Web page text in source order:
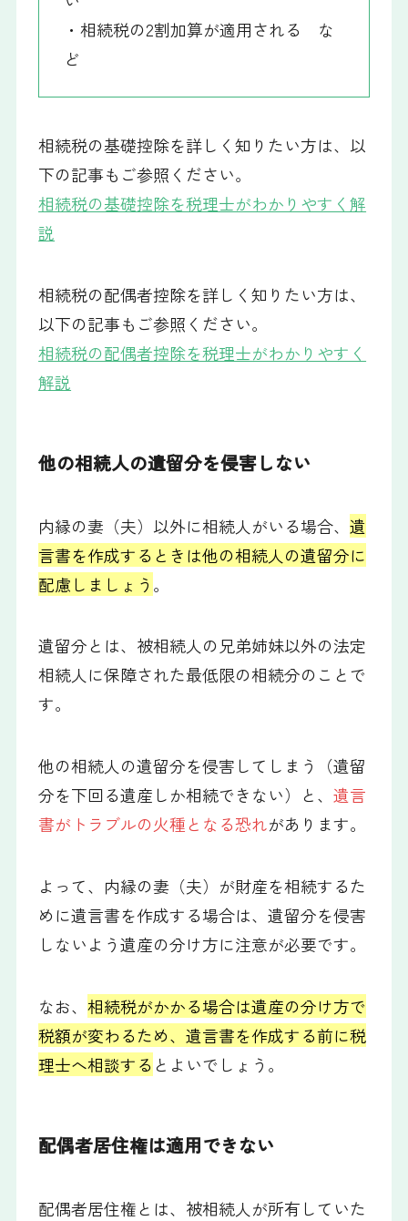
・相続税の2割加算が適用される な
ど
相続税の基礎控除を詳しく知りたい方は、以
下の記事もご参照ください。
相続税の基礎控除を税理士がわかりやすく解
説
相続税の配偶者控除を詳しく知りたい方は、
以下の記事もご参照ください。
相続税の配偶者控除を税理士がわかりやすく
解説
他の相続人の遺留分を侵害しない
内縁の妻（夫）以外に相続人がいる場合、遺
言書を作成するときは他の相続人の遺留分に
配慮しましょう 。
遺留分とは、被相続人の兄弟姉妹以外の法定
相続人に保障された最低限の相続分のことで
す。
他の相続人の遺留分を侵害してしまう（遺留
分を下回る遺産しか相続できない）と、遺言
書がトラブルの火種となる恐れがあります。
よって、内縁の妻（夫）が財産を相続するた
めに遺言書を作成する場合は、遺留分を侵害
しないよう遺産の分け方に注意が必要です。
なお、相続税がかかる場合は遺産の分け方で
税額が変わるため、遺言書を作成する前に税
理士へ相談する とよいでしょう。
配偶者居住権は適用できない
配偶者居住権とは、被相続人が所有していた